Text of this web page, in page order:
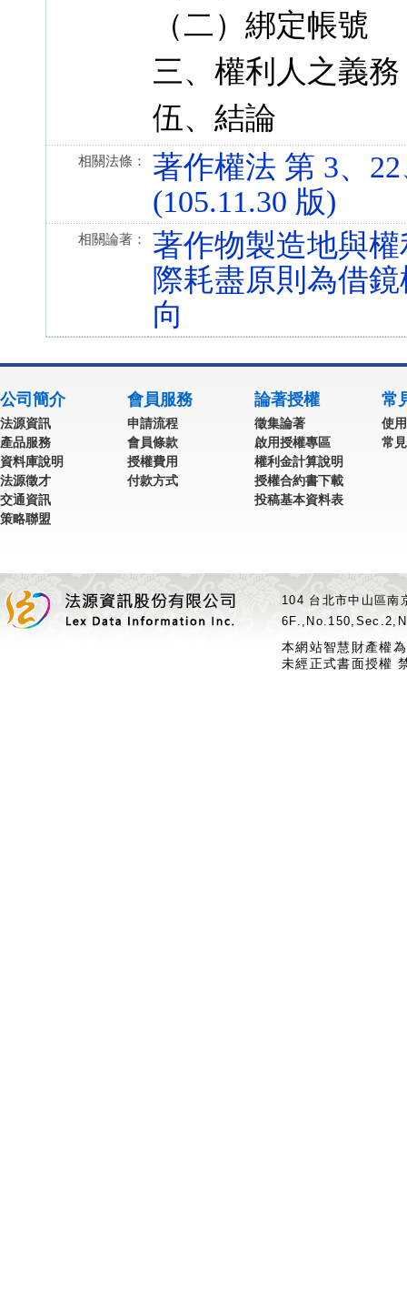
（二）綁定帳號
三、權利人之義務
伍、結論
相關法條：
著作權法 第 3、
(105.11.30 版)
相關論著：
著作物製造地與
際耗盡原則為借
向
公司簡介
法源資訊
產品服務
資料庫說明
法源徵才
交通資訊
策略聯盟
會員服務
申請流程
會員條款
授權費用
付款方式
論著授權
徵集論著
啟用授權專區
權利金計算說明
授權合約書下載
投稿基本資料表
常
使
常
104 台北市中山區
本網站智慧財產權
未經正式書面授權